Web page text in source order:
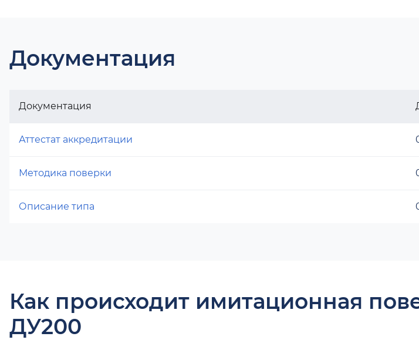
Документация
Документация
Аттестат аккредитации
Методика поверки
Описание типа
Как происходит имитационная
ДУ200